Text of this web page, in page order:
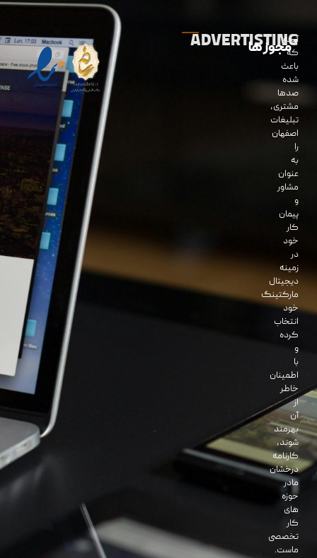
ADVERTISTING
آنچه
که
باعث
شده
صدها
مشتری،
تبلیغات
اصفهان
را
به
عنوان
مشاور
و
پیمان
کار
خود
در
زمینه
دیجیتال
مارکتینگ
خود
انتخاب
کرده
و
با
اطمینان
خاطر
از
آن
بهرمند
شوند،
کارنامه
درخشان
مادر
حوزه
های
کار
تخصصی
ماست.
مجوز ها